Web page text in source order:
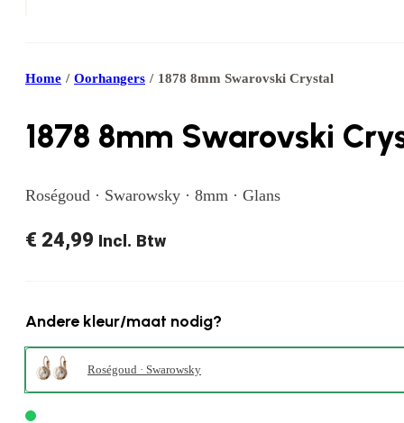
Home / Oorhangers / 1878 8mm Swarovski Crystal
1878 8mm Swarovski
Roségoud · Swarowsky · 8mm · Glans
€ 24,99 Incl. Btw
Andere kleur/maat nodig?
Roségoud · Swarowsky